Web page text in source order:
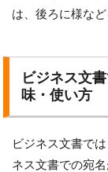
は、後ろに様な
ビジネス文
味・使い方
ビジネス文書で
ネス文書での宛